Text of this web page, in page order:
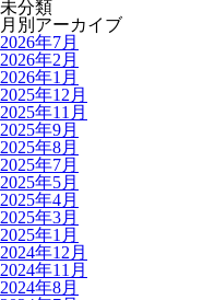
未分類
月別アーカイブ
2026年7月
2026年2月
2026年1月
2025年12月
2025年11月
2025年9月
2025年8月
2025年7月
2025年5月
2025年4月
2025年3月
2025年1月
2024年12月
2024年11月
2024年8月